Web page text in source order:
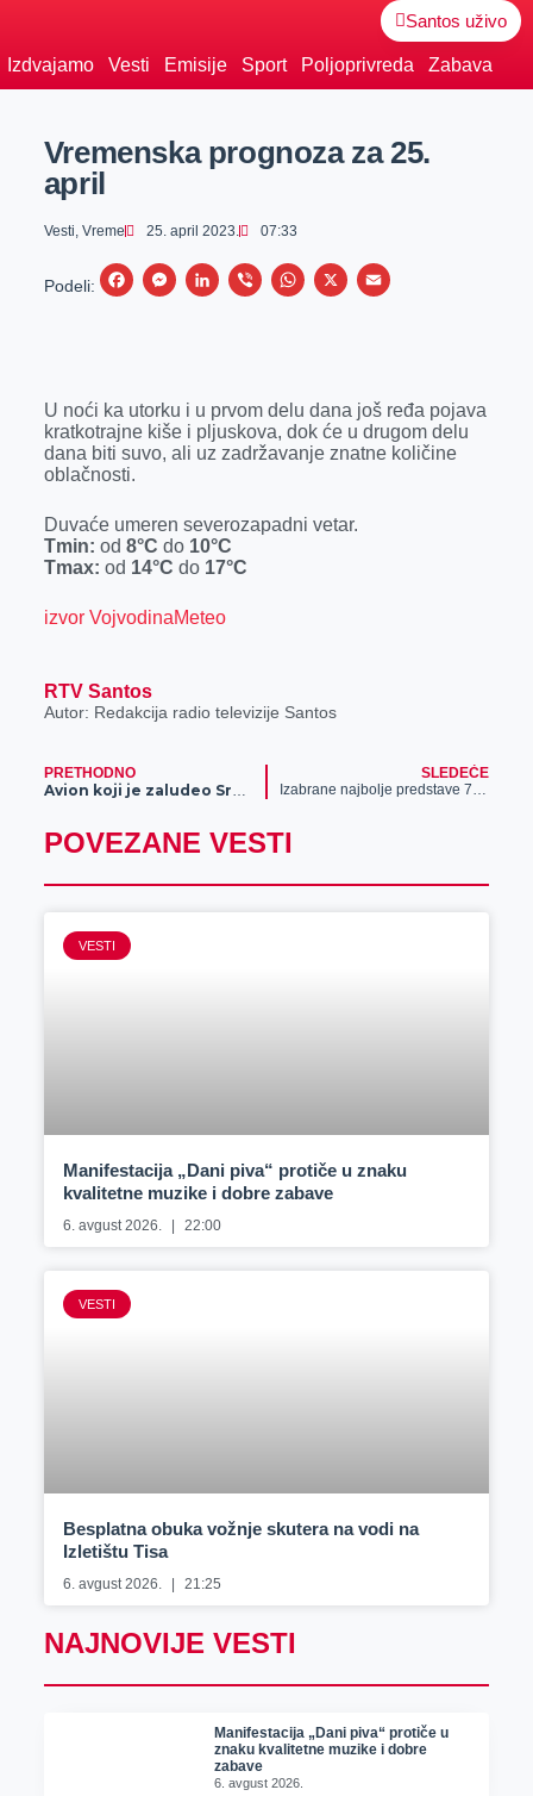
Santos uživo
Izdvajamo Vesti Emisije Sport Poljoprivreda Zabava
Vremenska prognoza za 25.
april
Vesti, Vreme 25. april 2023. 07:33
Podeli:
F
b
o
o
M
e
n
r
L
e
d
V
r
W
s
A
p
X
E
l
U noći ka utorku i u prvom delu dana još ređa pojava
kratkotrajne kiše i pljuskova, dok će u drugom delu
dana biti suvo, ali uz zadržavanje znatne količine
oblačnosti.
Duvaće umeren severozapadni vetar.
Tmin: od 8°C do 10°C
Tmax: od 14°C do 17°C
izvor VojvodinaMeteo
RTV Santos
Autor: Redakcija radio televizije Santos
PRETHODNO
Avion koji je zaludeo Srbiju – svi žele da bukiraju ovaj let samo iz JEDNOG RAZLOGA!
SLEDEĆE
Izabrane najbolje predstave 72.Festivala profesionalnih pozorišta Vojvodine
POVEZANE VESTI
VESTI
Manifestacija „Dani piva“ protiče u znaku
kvalitetne muzike i dobre zabave
6. avgust 2026. 22:00
VESTI
Besplatna obuka vožnje skutera na vodi na
Izletištu Tisa
6. avgust 2026. 21:25
NAJNOVIJE VESTI
Manifestacija „Dani piva“ protiče u
znaku kvalitetne muzike i dobre
zabave
6. avgust 2026.